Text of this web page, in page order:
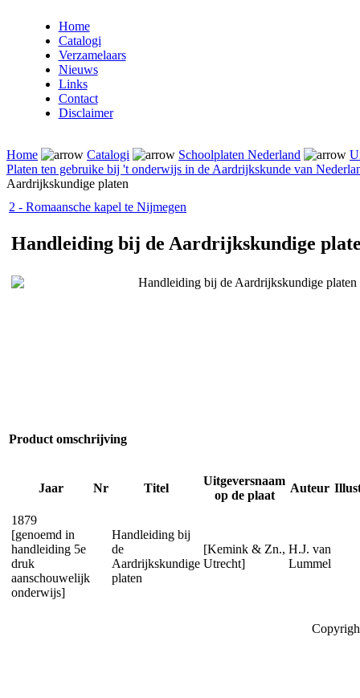
Home
Catalogi
Verzamelaars
Nieuws
Links
Contact
Disclaimer
Home Catalogi Schoolplaten Nederland
Platen ten gebruike bij 't onderwijs in de Aardrijkskunde van
Aardrijkskundige platen
2 - Romaansche kapel te Nijmegen
Handleiding bij de Aardrijkskundige
Handleiding bij de Aardrijkskundige platen
Product omschrijving
Jaar Nr Titel
Uitgeversnaam
op de plaat
Auteur
1879
[genoemd in
handleiding 5e
druk
aanschouwelijk
onderwijs]
Handleiding bij
de
Aardrijkskundige
platen
[Kemink & Zn.,
Utrecht]
H.J. van
Lummel